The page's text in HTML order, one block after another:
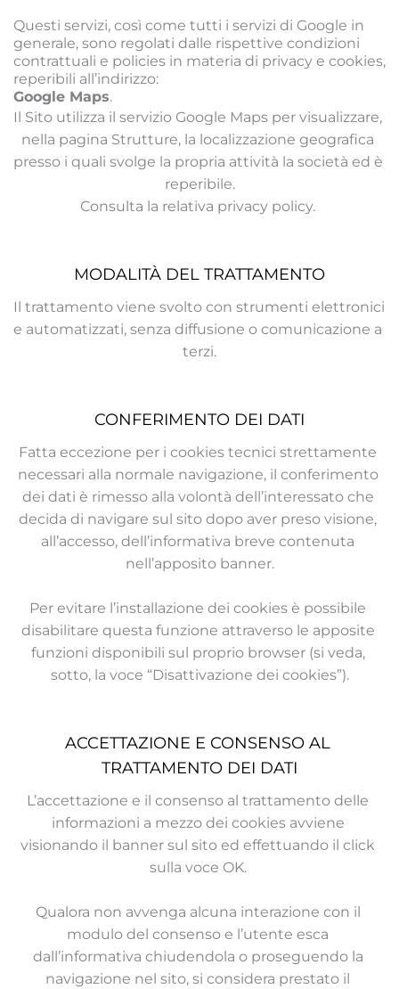
Questi servizi, così come tutti i servizi di Google in
generale, sono regolati dalle rispettive condizioni
contrattuali e policies in materia di privacy e cookies,
reperibili all’indirizzo:
Google Maps.
Il Sito utilizza il servizio Google Maps per visualizzare,
nella pagina Strutture, la localizzazione geografica
presso i quali svolge la propria attività la società ed è
reperibile.
Consulta la relativa privacy policy.
MODALITÀ DEL TRATTAMENTO
Il trattamento viene svolto con strumenti elettronici
e automatizzati, senza diffusione o comunicazione a
terzi.
CONFERIMENTO DEI DATI
Fatta eccezione per i cookies tecnici strettamente
necessari alla normale navigazione, il conferimento
dei dati è rimesso alla volontà dell’interessato che
decida di navigare sul sito dopo aver preso visione,
all’accesso, dell’informativa breve contenuta
nell’apposito banner.
Per evitare l’installazione dei cookies è possibile
disabilitare questa funzione attraverso le apposite
funzioni disponibili sul proprio browser (si veda,
sotto, la voce “Disattivazione dei cookies”).
ACCETTAZIONE E CONSENSO AL
TRATTAMENTO DEI DATI
L’accettazione e il consenso al trattamento delle
informazioni a mezzo dei cookies avviene
visionando il banner sul sito ed effettuando il click
sulla voce OK.
Qualora non avvenga alcuna interazione con il
modulo del consenso e l’utente esca
dall’informativa chiudendola o proseguendo la
navigazione nel sito, si considera prestato il